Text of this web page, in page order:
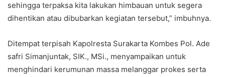
sehingga terpaksa kita lakukan himbauan untuk segera
dihentikan atau dibubarkan kegiatan tersebut,” imbuhnya.
Ditempat terpisah Kapolresta Surakarta Kombes Pol. Ade
safri Simanjuntak, SIK., MSi., menyampaikan untuk
menghindari kerumunan massa melanggar prokes serta